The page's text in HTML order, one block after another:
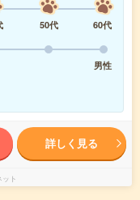
50代
60代
男性
詳しく見る
ト